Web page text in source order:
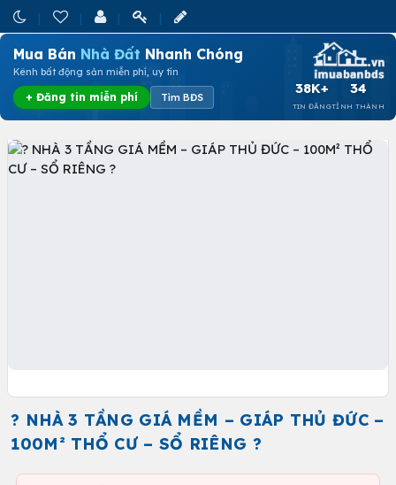
Mua Bán Nhà Đất Nhanh Chóng
Kênh bất động sản miễn phí, uy tín
+ Đăng tin miễn phí Tìm BĐS
38K+
TIN ĐĂNG
34
TỈNH THÀNH
? NHÀ 3 TẦNG GIÁ MỀM – GIÁP THỦ ĐỨC –
100M² THỔ CƯ – SỔ RIÊNG ?